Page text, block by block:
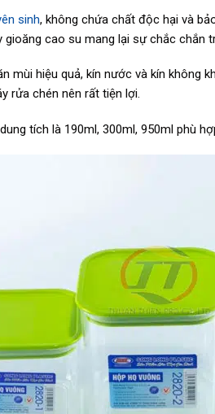
sinh, không chứa chất độc hại và
cao su mang lại sự chắc chắn
mùi hiệu quả, kín nước và kín không
rửa chén nên rất tiện lợi.
tích là 190ml, 300ml, 950ml phù